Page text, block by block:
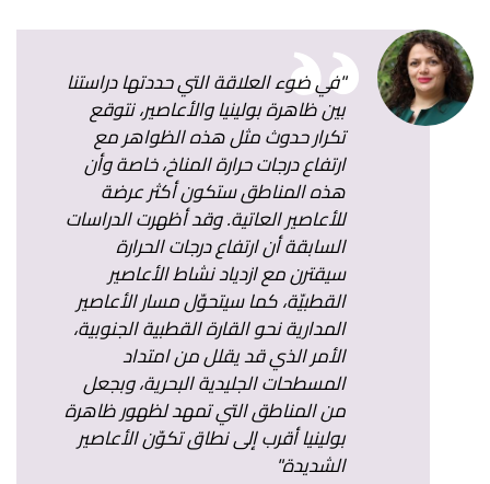
"في ضوء العلاقة التي حددتها دراستنا
بين ظاهرة بولينيا والأعاصير، نتوقع
تكرار حدوث مثل هذه الظواهر مع
ارتفاع درجات حرارة المناخ، خاصة وأن
هذه المناطق ستكون أكثر عرضة
للأعاصير العاتية. وقد أظهرت الدراسات
السابقة أن ارتفاع درجات الحرارة
سيقترن مع ازدياد نشاط الأعاصير
القطبيّة، كما سيتحوّل مسار الأعاصير
المدارية نحو القارة القطبية الجنوبية،
الأمر الذي قد يقلل من امتداد
المسطحات الجليدية البحرية، وبجعل
من المناطق التي تمهد لظهور ظاهرة
بولينيا أقرب إلى نطاق تكوّن الأعاصير
الشديدة"